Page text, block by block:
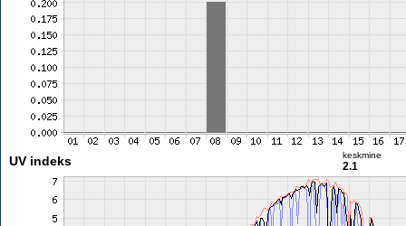
UV indeks keskmine
2.1